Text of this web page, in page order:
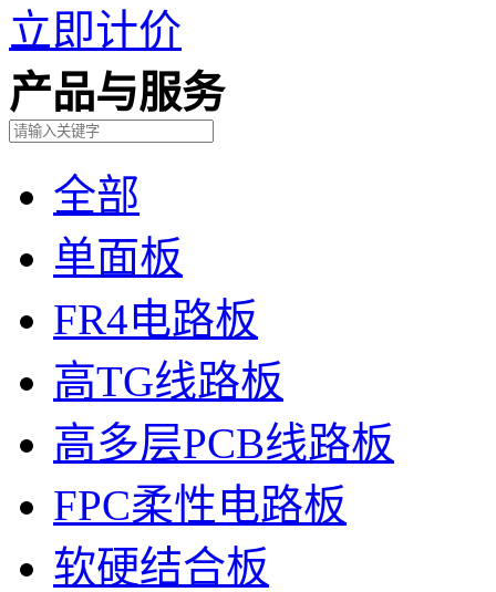
立即计价
产品与服务
全部
单面板
FR4电路板
高TG线路板
高多层PCB线路板
FPC柔性电路板
软硬结合板